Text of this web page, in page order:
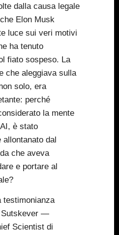
dalla causa legale
Elon Musk
luce sui veri motivi
ha tenuto
fiato sospeso. La
che aleggiava sulla
solo, era
perché
la mente
è stato
allontanato dal
che aveva
e portare al
testimonianza
Sutskever —
Scientist di